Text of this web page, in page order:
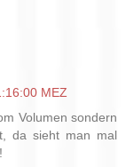
MEZ
Volumen sondern
da sieht man mal